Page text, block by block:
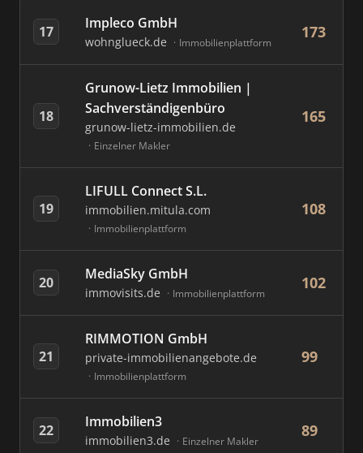
17 Impleco GmbH
wohnglueck.de Immobilienplattform
173
18
Grunow-Lietz Immobilien |
Sachverständigenbüro
grunow-lietz-immobilien.de
Einzelner Makler
165
19
LIFULL Connect S.L.
immobilien.mitula.com
Immobilienplattform
108
20 MediaSky GmbH
immovisits.de Immobilienplattform
102
21
RIMMOTION GmbH
private-immobilienangebote.de
Immobilienplattform
99
22 Immobilien3
immobilien3.de Einzelner Makler
89